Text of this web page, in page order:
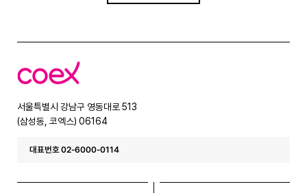
코
엑
서울특별시 강남구 영동대로 513
(삼성동, 코엑스) 06164
대표번호 02-6000-0114